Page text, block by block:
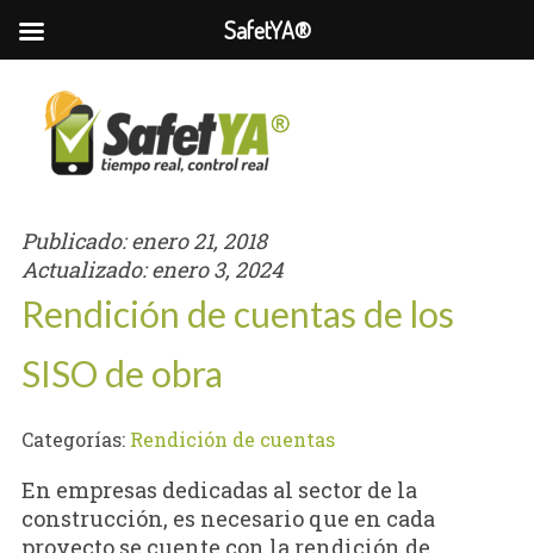
Publicado:enero 21, 2018
Actualizado:enero 3, 2024
Rendición de cuentas de los
SISO de obra
Categorías: Rendición de cuentas
En empresas dedicadas al sector de la
construcción, es necesario que en cada
proyecto se cuente con la rendición de
SafetYA®